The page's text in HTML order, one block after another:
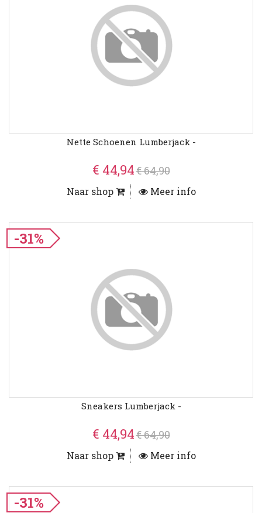
Nette Schoenen Lumberjack -
€ 44,94€ 64,90
Naar shop Meer info
-31%
Sneakers Lumberjack -
€ 44,94€ 64,90
Naar shop Meer info
-31%